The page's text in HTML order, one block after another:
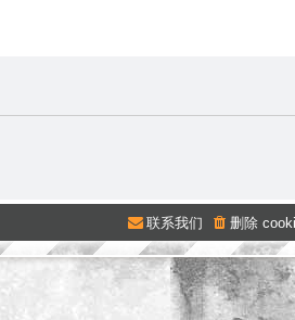
删除
联系我们